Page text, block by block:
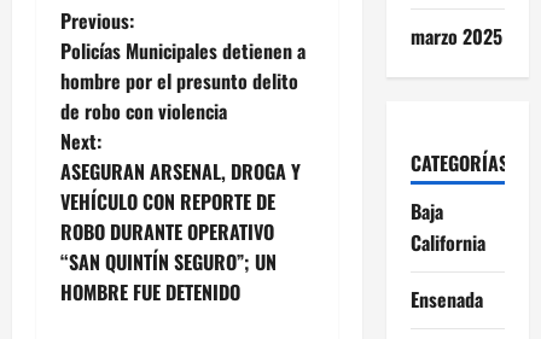
P
o
s
t
n
a
Previous:
Policías Municipales detienen a
hombre por el presunto delito
de robo con violencia
Next:
ASEGURAN ARSENAL, DROGA Y
VEHÍCULO CON REPORTE DE
ROBO DURANTE OPERATIVO
“SAN QUINTÍN SEGURO”; UN
HOMBRE FUE DETENIDO
marzo 2025
CATEGORÍAS
Baja
California
Ensenada